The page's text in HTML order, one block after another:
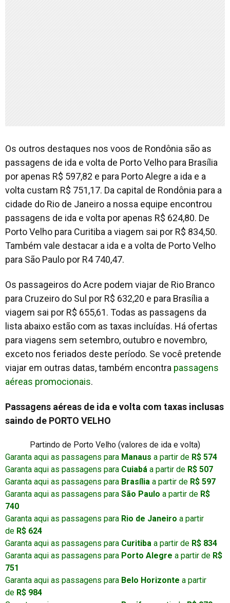
Os outros destaques nos voos de Rondônia são as
passagens de ida e volta de Porto Velho para Brasília
por apenas R$ 597,82 e para Porto Alegre a ida e a
volta custam R$ 751,17. Da capital de Rondônia para a
cidade do Rio de Janeiro a nossa equipe encontrou
passagens de ida e volta por apenas R$ 624,80. De
Porto Velho para Curitiba a viagem sai por R$ 834,50.
Também vale destacar a ida e a volta de Porto Velho
para São Paulo por R4 740,47.
Os passageiros do Acre podem viajar de Rio Branco
para Cruzeiro do Sul por R$ 632,20 e para Brasília a
viagem sai por R$ 655,61. Todas as passagens da
lista abaixo estão com as taxas incluídas. Há ofertas
para viagens sem setembro, outubro e novembro,
exceto nos feriados deste período. Se você pretende
viajar em outras datas, também encontra passagens
aéreas promocionais.
Passagens aéreas de ida e volta com taxas inclusas
saindo de PORTO VELHO
Partindo de Porto Velho (valores de ida e volta)
Garanta aqui as passagens para Manaus a partir de R$ 574
Garanta aqui as passagens para Cuiabá a partir de R$ 507
Garanta aqui as passagens para Brasília a partir de R$ 597
Garanta aqui as passagens para São Paulo a partir de R$
740
Garanta aqui as passagens para Rio de Janeiro a partir
de R$ 624
Garanta aqui as passagens para Curitiba a partir de R$ 834
Garanta aqui as passagens para Porto Alegre a partir de R$
751
Garanta aqui as passagens para Belo Horizonte a partir
de R$ 984